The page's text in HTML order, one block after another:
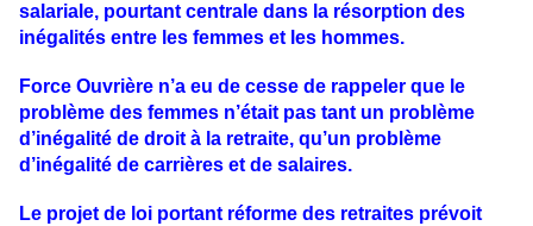
salariale, pourtant centrale dans la résorption des
inégalités entre les femmes et les hommes.
Force Ouvrière n’a eu de cesse de rappeler que le
problème des femmes n’était pas tant un problème
d’inégalité de droit à la retraite, qu’un problème
d’inégalité de carrières et de salaires.
Le projet de loi portant réforme des retraites prévoit